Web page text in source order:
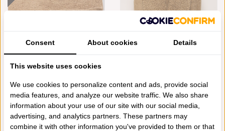
BADMATTEN CROISSANT (716),
1200 GRAM PER M², VANAF
€85,00
BADJAS CROISSANT (716),
500 GRAM PER M², VANAF
€263,00
Consent About cookies Details
This website uses cookies
We use cookies to personalize content and ads, provide social
media features, and analyze our website traffic. We also share
information about your use of our site with our social media,
advertising, and analytics partners. These partners may
combine it with other information you've provided to them or that